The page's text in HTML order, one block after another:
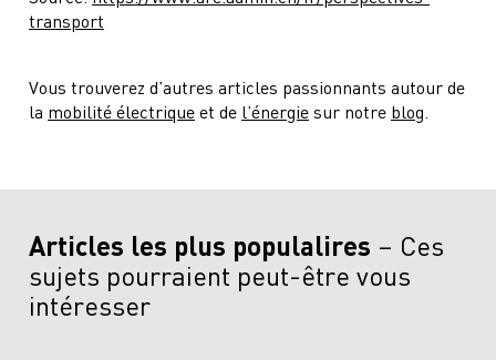
transport
Vous trouverez d’autres articles passionnants autour de
la mobilité électriqueet de l’énergiesur notre blog
Articles les plus populalires Ces
sujets pourraient peut-être vous
intéresser